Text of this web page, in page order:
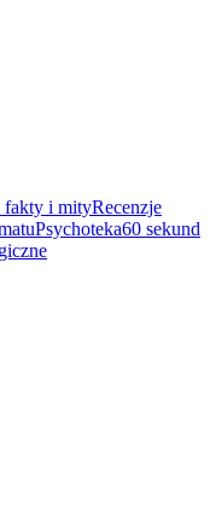
fakty i mityRecenzje
Psychoteka60 sekund